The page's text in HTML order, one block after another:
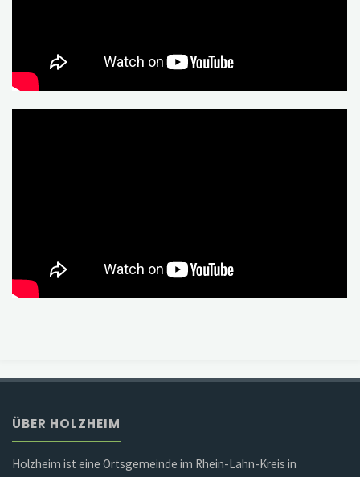
ÜBER HOLZHEIM
Holzheim ist eine Ortsgemeinde im Rhein-Lahn-Kreis in